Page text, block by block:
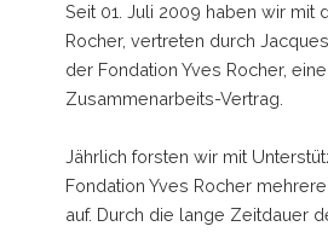
Seit 01. Juli 2009 haben wir mit
Rocher, vertreten durch
der Fondation Yves Rocher,
Zusammenarbeits-Vertrag.
Jährlich forsten wir mit
Fondation Yves Rocher
auf. Durch die lange Zeitdauer